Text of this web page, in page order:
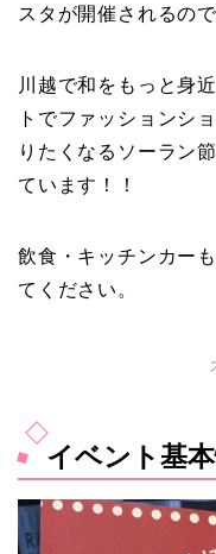
スタが開催されるの
川越で和をもっと身
トでファッションシ
りたくなるソーラン
ています！！
飲食・キッチンカー
てください。
イベント基